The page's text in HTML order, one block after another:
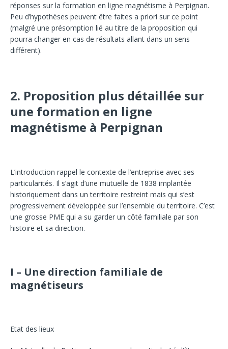
réponses sur la formation en ligne magnétisme à Perpignan.
Peu d’hypothèses peuvent être faites a priori sur ce point
(malgré une présomption lié au titre de la proposition qui
pourra changer en cas de résultats allant dans un sens
différent).
2. Proposition plus détaillée sur
une formation en ligne
magnétisme à Perpignan
L’introduction rappel le contexte de l’entreprise avec ses
particularités. Il s’agit d’une mutuelle de 1838 implantée
historiquement dans un territoire restreint mais qui s’est
progressivement développée sur l’ensemble du territoire. C’est
une grosse PME qui a su garder un côté familiale par son
histoire et sa direction.
I – Une direction familiale de
magnétiseurs
Etat des lieux